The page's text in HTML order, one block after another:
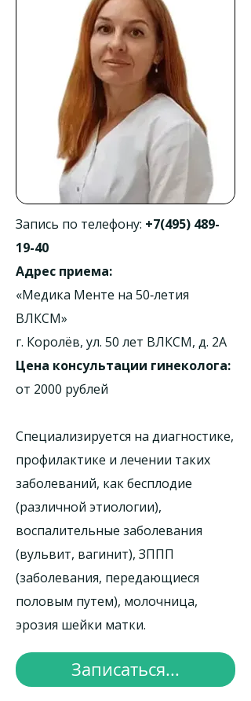
Запись по телефону: +7(495) 489-
19-40
Адрес приема:
«Медика Менте на 50‑летия
ВЛКСМ»
г. Королёв, ул. 50 лет ВЛКСМ, д. 2А
Цена консультации гинеколога:
от 2000 рублей
Специализируется на диагностике,
профилактике и лечении таких
заболеваний, как бесплодие
(различной этиологии),
воспалительные заболевания
(вульвит, вагинит), ЗППП
(заболевания, передающиеся
половым путем), молочница,
эрозия шейки матки.
Записаться...